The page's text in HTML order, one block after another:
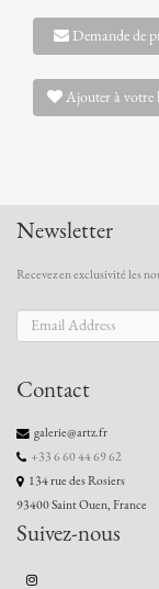
Demande de
Ajouter à votre
Newsletter
Recevez en exclusivité les
Contact
galerie@artz.fr
+33 6 60 44 69 62
134 rue des Rosiers
93400 Saint Ouen, France
Suivez-nous